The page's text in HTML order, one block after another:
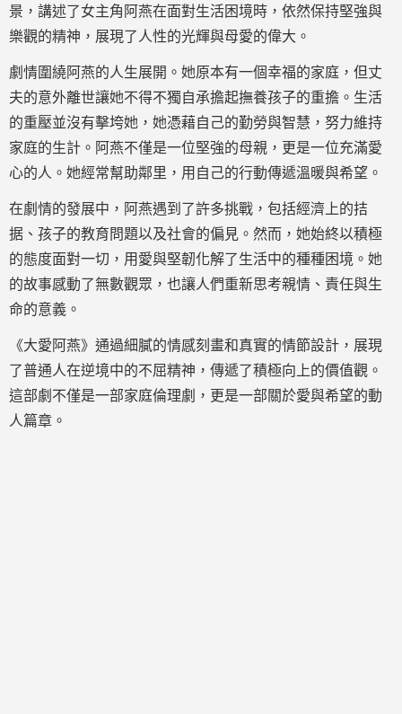
景，講述了女主角阿燕在面對生活困境時，依然保持堅強與
樂觀的精神，展現了人性的光輝與母愛的偉大。
劇情圍繞阿燕的人生展開。她原本有一個幸福的家庭，但丈
夫的意外離世讓她不得不獨自承擔起撫養孩子的重擔。生活
的重壓並沒有擊垮她，她憑藉自己的勤勞與智慧，努力維持
家庭的生計。阿燕不僅是一位堅強的母親，更是一位充滿愛
心的人。她經常幫助鄰里，用自己的行動傳遞溫暖與希望。
在劇情的發展中，阿燕遇到了許多挑戰，包括經濟上的拮
据、孩子的教育問題以及社會的偏見。然而，她始終以積極
的態度面對一切，用愛與堅韌化解了生活中的種種困境。她
的故事感動了無數觀眾，也讓人們重新思考親情、責任與生
命的意義。
《大愛阿燕》通過細膩的情感刻畫和真實的情節設計，展現
了普通人在逆境中的不屈精神，傳遞了積極向上的價值觀。
這部劇不僅是一部家庭倫理劇，更是一部關於愛與希望的動
人篇章。